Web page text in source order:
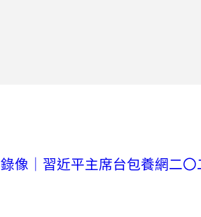
錄像｜習近平主席台包養網二